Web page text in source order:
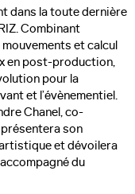
dans la toute dernière
Combinant
et calcul
en post-production,
pour la
et l’évènementiel.
Chanel, co-
son
et dévoilera
du